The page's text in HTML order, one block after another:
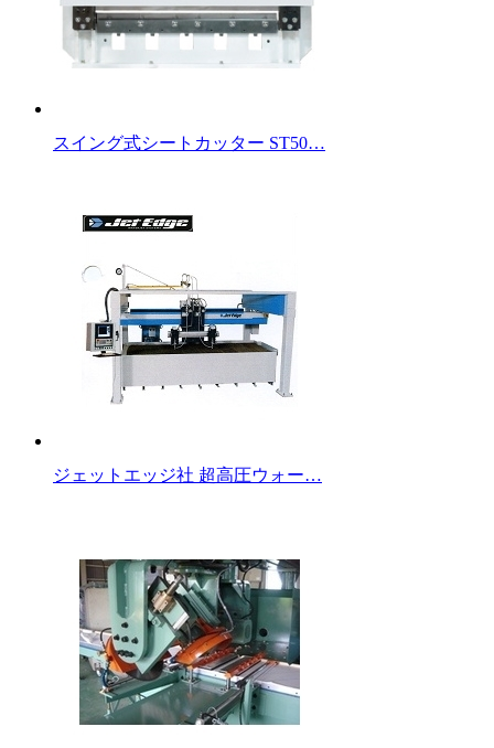
スイング式シートカッター ST50…
ジェットエッジ社 超高圧ウォー…